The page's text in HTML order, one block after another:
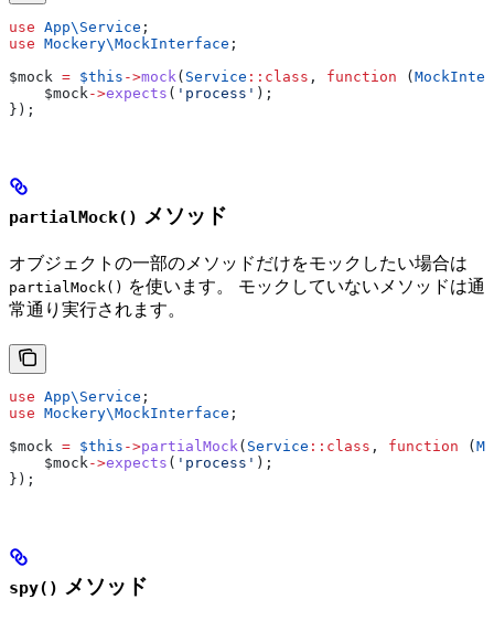
use App\ Service ;
use Mockery\MockInterface ;
$mock = $this ->mock ( Service :: class , function (
    $mock
->expects ( 'process' );
});
partialMock() メソッド
オブジェクトの一部のメソッドだけをモックしたい場合は
partialMock() を使います。 モックしていないメソッドは通
常通り実行されます。
use App\ Service ;
use Mockery\MockInterface ;
$mock = $this ->partialMock( Service :: class , function (
    $mock
->expects ( 'process' );
});
spy() メソッド